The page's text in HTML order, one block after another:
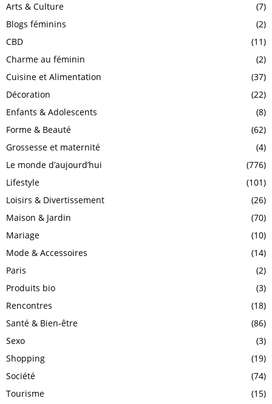
Arts & Culture
(7)
Blogs féminins
(2)
CBD
(11)
Charme au féminin
(2)
Cuisine et Alimentation
(37)
Décoration
(22)
Enfants & Adolescents
(8)
Forme & Beauté
(62)
Grossesse et maternité
(4)
Le monde d’aujourd’hui
(776)
Lifestyle
(101)
Loisirs & Divertissement
(26)
Maison & Jardin
(70)
Mariage
(10)
Mode & Accessoires
(14)
Paris
(2)
Produits bio
(3)
Rencontres
(18)
Santé & Bien-être
(86)
Sexo
(3)
Shopping
(19)
Société
(74)
Tourisme
(15)